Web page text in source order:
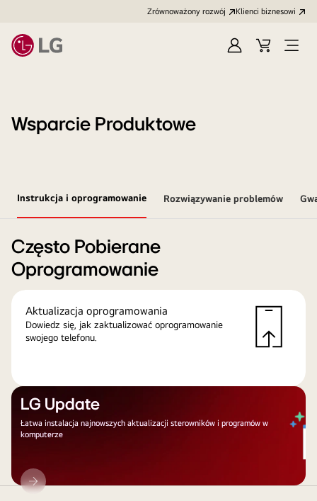
Zrównoważony rozwój Klienci biznesowi
ZalogujKoszyk
Wsparcie Produktowe
Instrukcja i oprogramowanie Rozwiązywanie problemów
Często Pobierane
Oprogramowanie
Aktualizacja oprogramowania
Dowiedz się, jak zaktualizować oprogramowanie
swojego telefonu.
LG Update
Łatwa instalacja najnowszych aktualizacji sterowników i programów w
komputerze
LG
Update